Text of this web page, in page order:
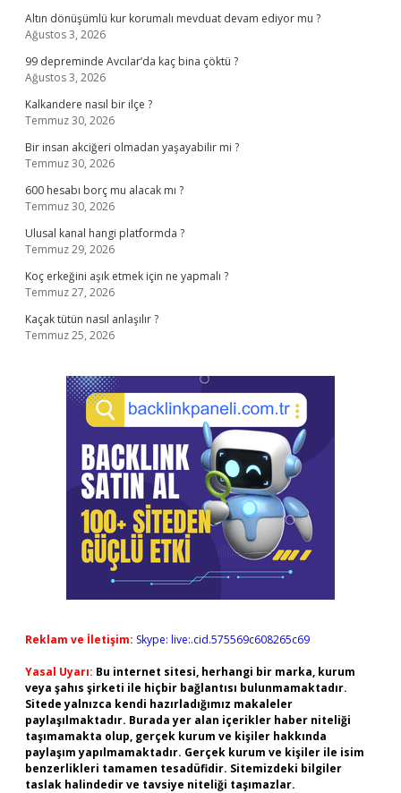
Altın dönüşümlü kur korumalı mevduat devam ediyor mu ?
Ağustos 3, 2026
99 depreminde Avcılar’da kaç bina çöktü ?
Ağustos 3, 2026
Kalkandere nasıl bir ilçe ?
Temmuz 30, 2026
Bir insan akciğeri olmadan yaşayabilir mi ?
Temmuz 30, 2026
600 hesabı borç mu alacak mı ?
Temmuz 30, 2026
Ulusal kanal hangi platformda ?
Temmuz 29, 2026
Koç erkeğini aşık etmek için ne yapmalı ?
Temmuz 27, 2026
Kaçak tütün nasıl anlaşılır ?
Temmuz 25, 2026
Reklam ve İletişim: Skype: live:.cid.575569c608265c69
Yasal Uyarı: Bu internet sitesi, herhangi bir marka, kurum
veya şahıs şirketi ile hiçbir bağlantısı bulunmamaktadır.
Sitede yalnızca kendi hazırladığımız makaleler
paylaşılmaktadır. Burada yer alan içerikler haber niteliği
taşımamakta olup, gerçek kurum ve kişiler hakkında
paylaşım yapılmamaktadır. Gerçek kurum ve kişiler ile isim
benzerlikleri tamamen tesadüfidir. Sitemizdeki bilgiler
taslak halindedir ve tavsiye niteliği taşımazlar.